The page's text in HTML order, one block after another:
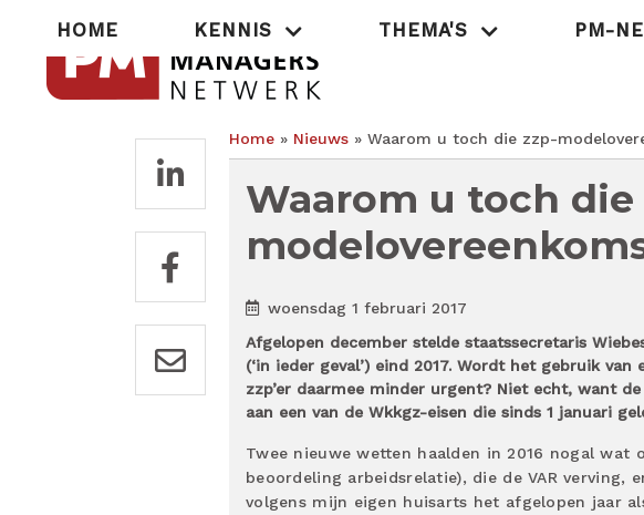
Hoofdnavigatie
HOME KENNIS THEMA'S PM-
Home Nieuws Waarom u toch die zzp-
Waarom u toch die
woensdag 1 februari 2017
Afgelopen december stelde staatssecretaris
(‘in ieder geval’) eind 2017. Wordt het gebruik
zzp’er daarmee minder urgent? Niet echt, want
aan een van de Wkkgz-eisen die sinds 1 januari
Twee nieuwe wetten haalden in 2016 nogal wat
beoordeling arbeidsrelatie), die de VAR verving,
volgens mijn eigen huisarts het afgelopen jaar